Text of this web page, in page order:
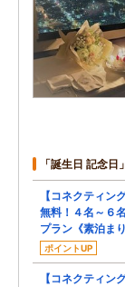
「誕生日 記念
【コネクティン
無料！４名～６
プラン《素泊まり
ポイントUP
【コネクティン